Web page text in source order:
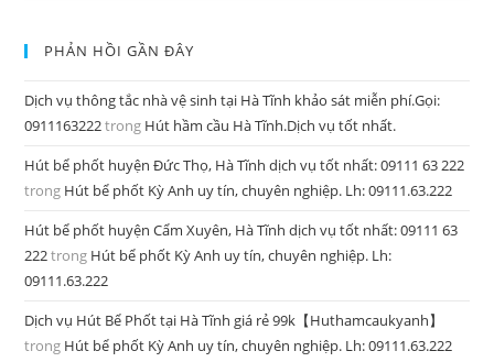
PHẢN HỒI GẦN ĐÂY
Dịch vụ thông tắc nhà vệ sinh tại Hà Tĩnh khảo sát miễn phí.Gọi:
0911163222trong Hút hầm cầu Hà Tĩnh.Dịch vụ tốt nhất.
Hút bể phốt huyện Đức Thọ, Hà Tĩnh dịch vụ tốt nhất: 09111 63 222
trong Hút bể phốt Kỳ Anh uy tín, chuyên nghiệp. Lh: 09111.63.222
Hút bể phốt huyện Cẩm Xuyên, Hà Tĩnh dịch vụ tốt nhất: 09111 63
222trong Hút bể phốt Kỳ Anh uy tín, chuyên nghiệp. Lh:
09111.63.222
Dịch vụ Hút Bể Phốt tại Hà Tĩnh giá rẻ 99k【Huthamcaukyanh】
trong Hút bể phốt Kỳ Anh uy tín, chuyên nghiệp. Lh: 09111.63.222